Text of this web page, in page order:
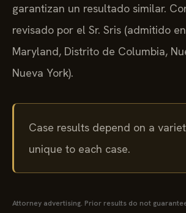
garantizan un resultado similar.
revisado por el Sr. Sris (admitido
Maryland, Distrito de Columbia,
Nueva York).
Case results depend on a
unique to each case.
Attorney advertising. Prior results do not